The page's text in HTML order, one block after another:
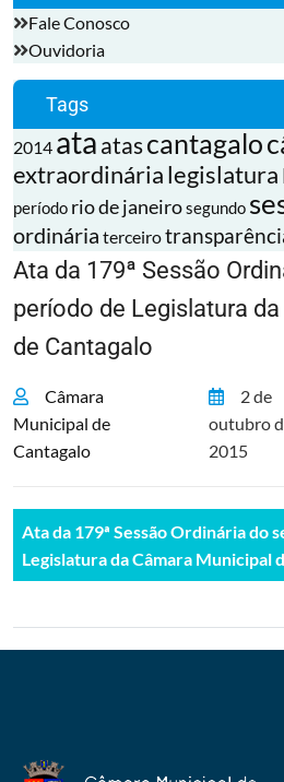
Fale Conosco
Ouvidoria
Tags
2014 ata atascantagalo
extraordinárialegislatura
período rio de janeirosegundo
ordinária terceiro
Ata da 179ª Sessão
período de Legislatura
de Cantagalo
Câmara
Municipal de
Cantagalo
2 de
outubro
2015
Ata da 179ª Sessão Ordinária do
Legislatura da Câmara Municipal